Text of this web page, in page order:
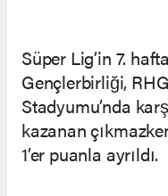
Süper Lig’in 7.
Gençlerbirliği,
Stadyumu’nda
kazanan
1’er puanla ayrıldı.